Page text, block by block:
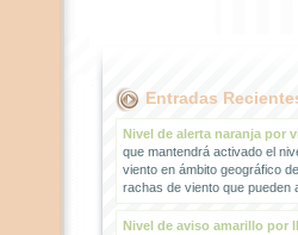
Entradas
Nivel de alerta naranja por
que mantendrá activado el
viento en ámbito geográfico
rachas de viento que pueden
Nivel de aviso amarillo por